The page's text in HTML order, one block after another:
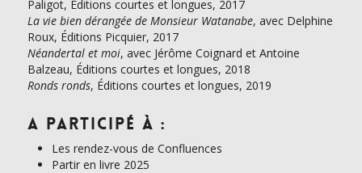
Paligot, Éditions courtes et longues, 2017
La vie bien dérangée de Monsieur Watanabe, avec Delphine
Roux, Éditions Picquier, 2017
Néandertal et moi, avec Jérôme Coignard et Antoine
Balzeau, Éditions courtes et longues, 2018
Ronds ronds, Éditions courtes et longues, 2019
A participé à :
Les rendez-vous de Confluences
Partir en livre 2025